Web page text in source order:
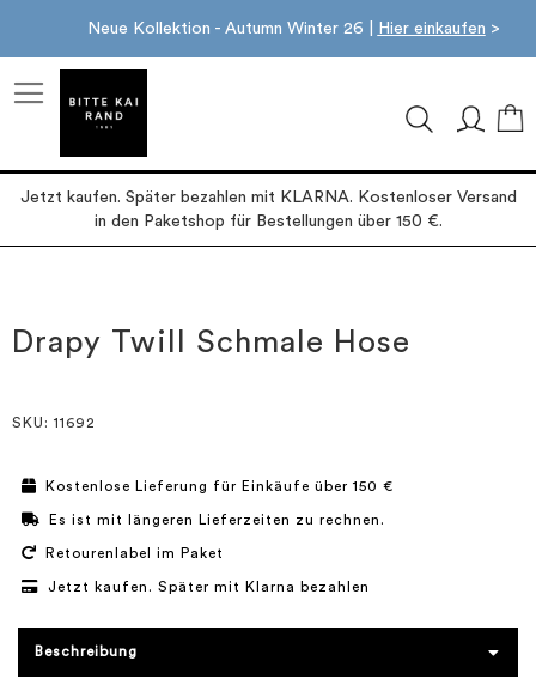
Neue Kollektion - Autumn Winter 26 | Hier einkaufen >
Jetzt kaufen. Später bezahlen mit KLARNA. Kostenloser Versand
in den Paketshop für Bestellungen über 150 €.
der
Bildgalerie
der
Bildgalerie
Drapy Twill Schmale Hose
SKU : 11692
Kostenlose Lieferung für Einkäufe über 150 €
Es ist mit längeren Lieferzeiten zu rechnen.
Retourenlabel im Paket
Jetzt kaufen. Später mit Klarna bezahlen
Beschreibung